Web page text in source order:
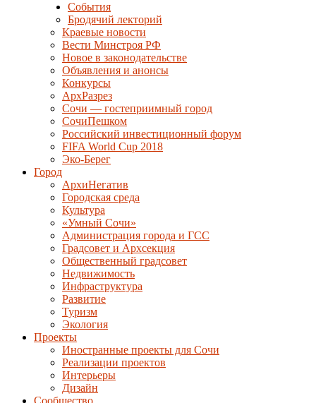
События
Бродячий лекторий
Краевые новости
Вести Минстроя РФ
Новое в законодательстве
Объявления и анонсы
Конкурсы
АрхРазрез
Сочи — гостеприимный город
СочиПешком
Российский инвестиционный форум
FIFA World Cup 2018
Эко-Берег
Город
АрхиНегатив
Городская среда
Культура
«Умный Сочи»
Администрация города и ГСС
Градсовет и Архсекция
Общественный градсовет
Недвижимость
Инфраструктура
Развитие
Туризм
Экология
Проекты
Иностранные проекты для Сочи
Реализации проектов
Интерьеры
Дизайн
Сообщество